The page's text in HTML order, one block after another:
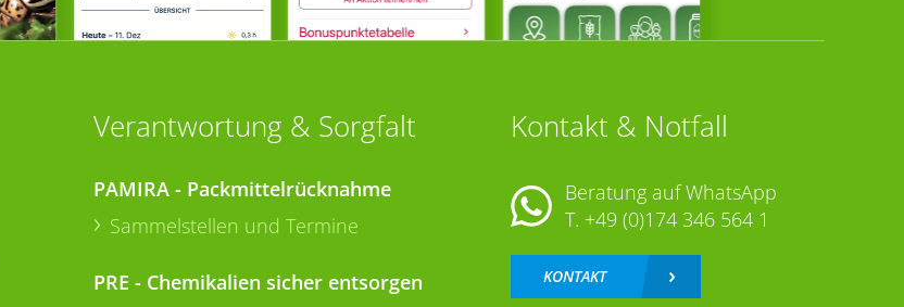
Verantwortung & Sorgfalt
PAMIRA - Packmittelrücknahme
Sammelstellen und Termine
PRE - Chemikalien sicher entsorgen
Kontakt & Notfall
Beratung auf WhatsApp
T. +49 (0)174 346 564 1
KONTAKT